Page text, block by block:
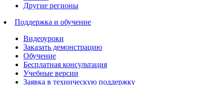
Другие регионы
Поддержка и обучение
Видеоуроки
Заказать демонстрацию
Обучение
Бесплатная консультация
Учебные версии
Заявка в техническую поддержку